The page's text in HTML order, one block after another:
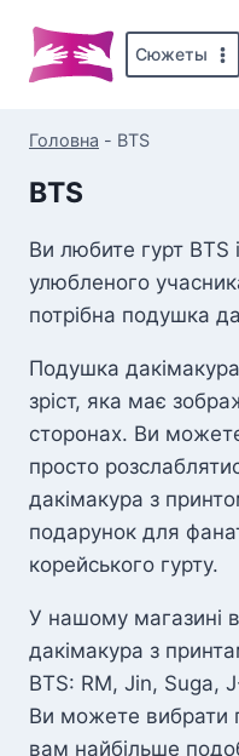
вмісту
Сюжеты
Головна - BTS
BTS
Ви любите гурт BTS
улюбленого
потрібна подушка
Подушка
зріст, яка має
сторонах. Ви
просто
дакімакура з
подарунок для
корейського гурту.
У нашому магазині
дакімакура з
BTS: RM, Jin, Suga,
Ви можете вибрати
вам найбільше